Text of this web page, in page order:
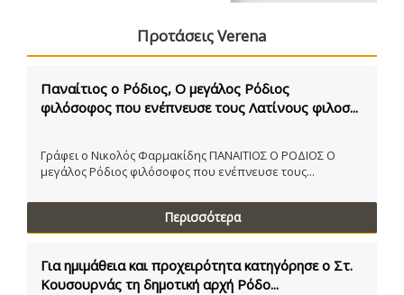
Προτάσεις Verena
Παναίτιος ο Ρόδιος, Ο μεγάλος Ρόδιος
φιλόσοφος που ενέπνευσε τους Λατίνους φιλοσ...
Γράφει ο Νικολός Φαρμακίδης ΠΑΝΑΙΤΙΟΣ Ο ΡΟΔΙΟΣ Ο
μεγάλος Ρόδιος φιλόσοφος που ενέπνευσε τους...
Περισσότερα
Για ημιμάθεια και προχειρότητα κατηγόρησε ο Στ.
Κουσουρνάς τη δημοτική αρχή Ρόδο...